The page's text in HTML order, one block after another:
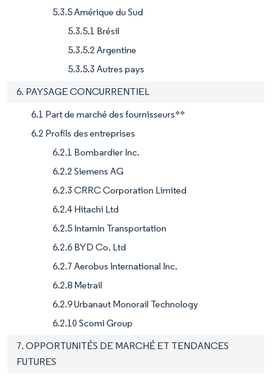
5.3.5 Amérique du Sud
5.3.5.1 Brésil
5.3.5.2 Argentine
5.3.5.3 Autres pays
6. PAYSAGE CONCURRENTIEL
6.1 Part de marché des fournisseurs**
6.2 Profils des entreprises
6.2.1 Bombardier Inc.
6.2.2 Siemens AG
6.2.3 CRRC Corporation Limited
6.2.4 Hitachi Ltd
6.2.5 Intamin Transportation
6.2.6 BYD Co. Ltd
6.2.7 Aerobus International Inc.
6.2.8 Metrail
6.2.9 Urbanaut Monorail Technology
6.2.10 Scomi Group
7. OPPORTUNITÉS DE MARCHÉ ET TENDANCES
FUTURES